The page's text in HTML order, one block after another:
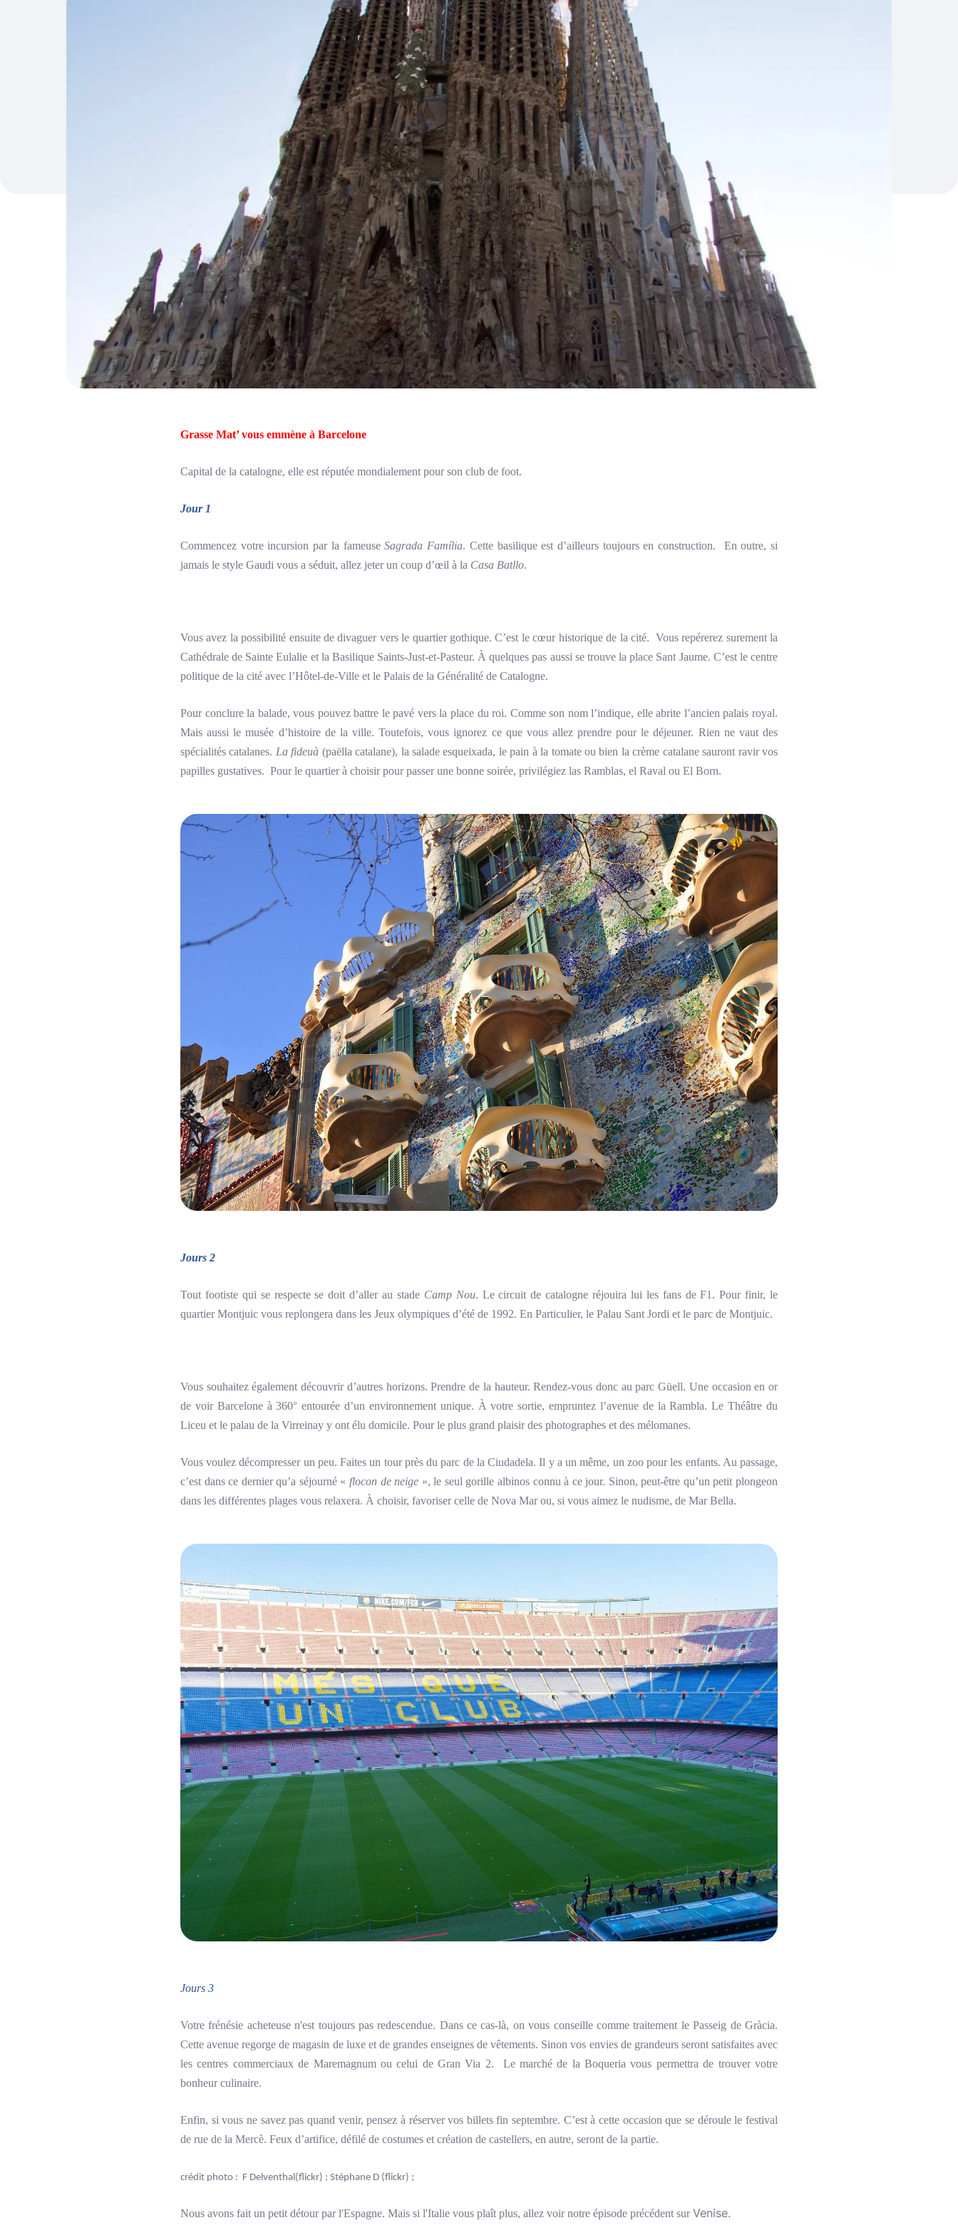
Grasse Mat’ vous emmène à Barcelone
Capital de la catalogne, elle est réputée mondialement pour son club de foot.
Jour 1
Commencez votre incursion par la fameuseSagrada Família. Cette basilique est d’ailleurs toujours en construction. En outre, si
jamais le style Gaudi vous a séduit, allez jeter un coup d’œil à la Casa Batllo.
Vous avez la possibilité ensuite de divaguer vers le quartier gothique. C’est le cœur historique de la cité. Vous repérerez surement la
Cathédrale de Sainte Eulalie et la Basilique Saints-Just-et-Pasteur. À quelques pas aussi se trouve la place Sant Jaume. C’est le centre
politique de la cité avec l’Hôtel-de-Ville et le Palais de la Généralité de Catalogne.
Pour conclure la balade, vous pouvez battre le pavé vers la place du roi. Comme son nom l’indique, elle abrite l’ancien palais royal.
Mais aussi le musée d’histoire de la ville. Toutefois, vous ignorez ce que vous allez prendre pour le déjeuner. Rien ne vaut des
spécialités catalanes. La fideuà (paëlla catalane), la salade esqueixada, le pain à la tomate ou bien la crème catalane sauront ravir vos
papilles gustatives. Pour le quartier à choisir pour passer une bonne soirée, privilégiez las Ramblas, el Raval ou El Born.
Jours 2
Tout footiste qui se respecte se doit d’aller au stade Camp Nou. Le circuit de catalogne réjouira lui les fans de F1. Pour finir, le
quartier Montjuic vous replongera dans les Jeux olympiques d’été de 1992. En Particulier, le Palau Sant Jordi et le parc de Montjuic.
Vous souhaitez également découvrir d’autres horizons. Prendre de la hauteur. Rendez-vous donc au parc Güell. Une occasion en or
de voir Barcelone à 360° entourée d’un environnement unique. À votre sortie, empruntez l’avenue de la Rambla. Le Théâtre du
Liceu et le palau de la Virreinay y ont élu domicile. Pour le plus grand plaisir des photographes et des mélomanes.
Vous voulez décompresser un peu. Faites un tour près du parc de la Ciudadela. Il y a un même, un zoo pour les enfants. Au passage,
c’est dans ce dernier qu’a séjourné « flocon de neige », le seul gorille albinos connu à ce jour. Sinon, peut-être qu’un petit plongeon
dans les différentes plages vous relaxera. À choisir, favoriser celle de Nova Mar ou, si vous aimez le nudisme, de Mar Bella.
Jours 3
Votre frénésie acheteuse n'est toujours pas redescendue. Dans ce cas-là, on vous conseille comme traitement le Passeig de Gràcia.
Cette avenue regorge de magasin de luxe et de grandes enseignes de vêtements. Sinon vos envies de grandeurs seront satisfaites avec
les centres commerciaux de Maremagnum ou celui de Gran Via 2. Le marché de la Boqueria vous permettra de trouver votre
bonheur culinaire.
Enfin, si vous ne savez pas quand venir, pensez à réserver vos billets fin septembre. C’est à cette occasion que se déroule le festival
de rue de la Mercè. Feux d’artifice, défilé de costumes et création de castellers, en autre, seront de la partie.
crédit photo : F Delventhal(flickr) ; Stéphane D (flickr) ;
Nous avons fait un petit détour par l'Espagne. Mais si l'Italie vous plaît plus, allez voir notre épisode précédent surVenise.